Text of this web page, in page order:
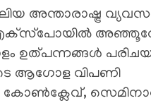
അന്താരാഷ്ട്ര
എക്‌സ്‌പോയിൽ
ഉത്പന്നങ്ങൾ
ആഗോള വിപണി
കോൺക്ലേവ്,